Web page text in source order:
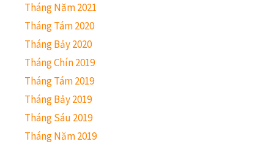
Tháng Năm 2021
Tháng Tám 2020
Tháng Bảy 2020
Tháng Chín 2019
Tháng Tám 2019
Tháng Bảy 2019
Tháng Sáu 2019
Tháng Năm 2019